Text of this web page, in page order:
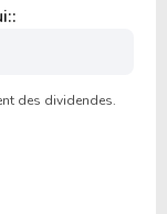
des dividendes.